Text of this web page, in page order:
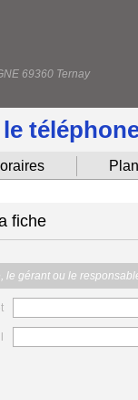
69360 Ternay
Plan
fiche
le gérant ou le